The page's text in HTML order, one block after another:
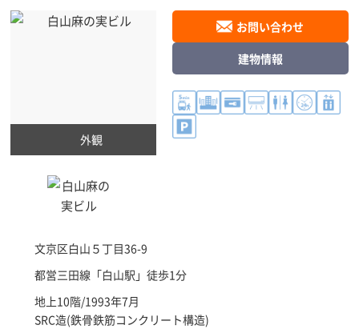
外観
文京区白山５丁目36-9
都営三田線「白山駅 」徒歩1分
地上10階/1993年7月
SRC造(鉄骨鉄筋コンクリート構造)
お問い合わせ
建物情報